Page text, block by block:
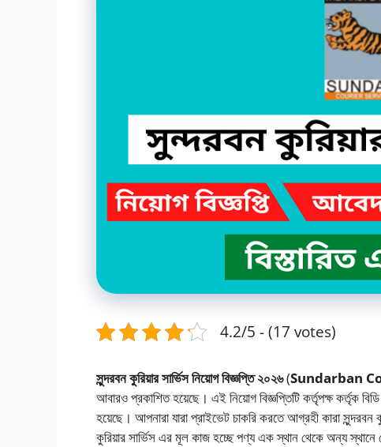
4.2/5 - (17 votes)
সুন্দরবন কুরিয়ার সার্ভিস নিয়োগ বিজ্ঞপ্তি ২০২৬(Sundarban
আবারও প্রকাশিত হয়েছে। এই নিয়োগ বিজ্ঞপ্তিটি কর্তৃপক্ষ কর্তৃক
হয়েছে। আপনারা যারা প্রাইভেট চাকরি করতে আগ্রহী কারা সুন্দরবন
কুরিয়ার সার্ভিস এর মূল কাজ হচ্ছে পণ্য এক স্থান থেকে অন্য স্থানে